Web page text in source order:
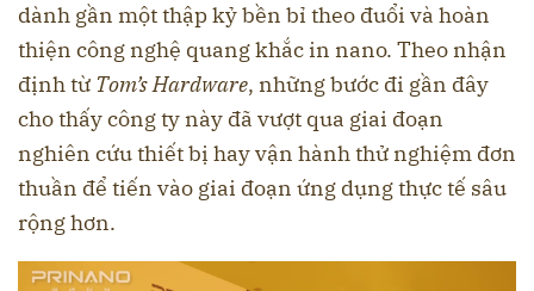
dành gần một thập kỷ bền bỉ theo đuổi và hoàn
thiện công nghệ quang khắc in nano. Theo nhận
định từ Tom’s Hardware, những bước đi gần đây
cho thấy công ty này đã vượt qua giai đoạn
nghiên cứu thiết bị hay vận hành thử nghiệm đơn
thuần để tiến vào giai đoạn ứng dụng thực tế sâu
rộng hơn.